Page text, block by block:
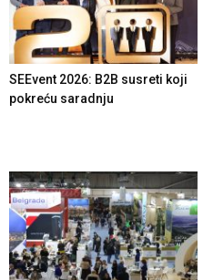
SEEvent 2026: B2B susreti koji
pokreću saradnju